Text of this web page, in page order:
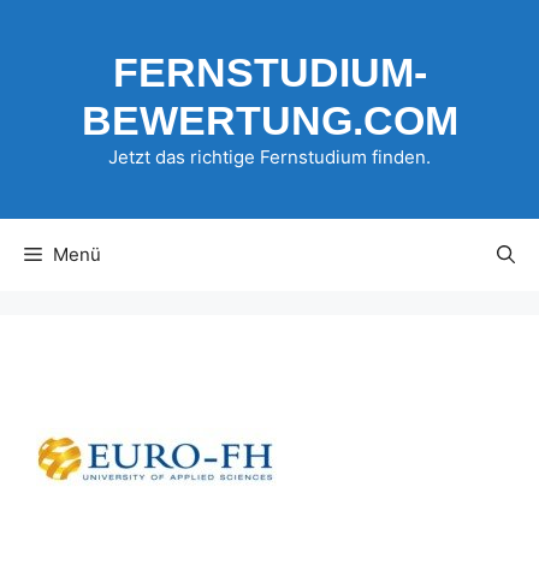
FERNSTUDIUM-
BEWERTUNG.COM
Jetzt das richtige Fernstudium finden.
Menü